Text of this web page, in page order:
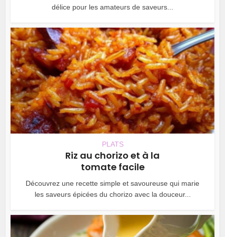
délice pour les amateurs de saveurs...
PLATS
Riz au chorizo et à la
tomate facile
Découvrez une recette simple et savoureuse qui marie
les saveurs épicées du chorizo avec la douceur...